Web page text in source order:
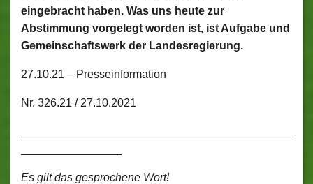
eingebracht haben. Was uns heute zur
Abstimmung vorgelegt worden ist, ist Aufgabe und
Gemeinschaftswerk der Landesregierung.
27.10.21 – Presseinformation
Nr. 326.21 / 27.10.2021
Es gilt das gesprochene Wort!